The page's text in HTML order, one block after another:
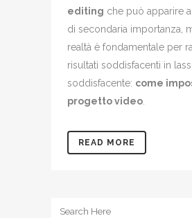
editing che può apparire
di secondaria importanza,
realtà è fondamentale per
risultati soddisfacenti in
soddisfacente: come
progetto video
READ MORE